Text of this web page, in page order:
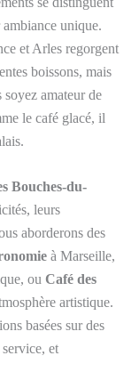
unique.
et Arles regorgent
boissons, mais
amateur de
le café glacé, il
Bouches-du-
leurs
aborderons des
à Marseille,
ou Café des
artistique.
basées sur des
et